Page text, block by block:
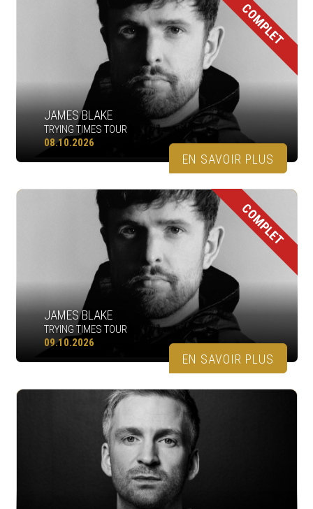
COMPLET
JAMES BLAKE
TRYING TIMES TOUR
08.10.2026
EN SAVOIR PLUS
COMPLET
JAMES BLAKE
TRYING TIMES TOUR
09.10.2026
EN SAVOIR PLUS